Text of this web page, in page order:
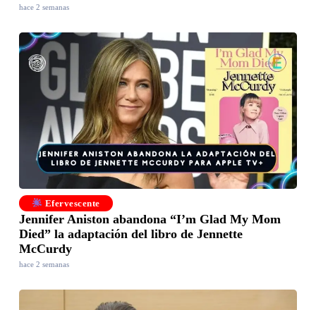
hace 2 semanas
Efervescente
Jennifer Aniston abandona “I’m Glad My Mom
Died” la adaptación del libro de Jennette
McCurdy
hace 2 semanas